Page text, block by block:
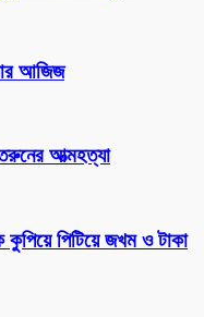
আজিজ
আত্মহত্যা
কুপিয়ে পিটিয়ে জখম ও টাকা